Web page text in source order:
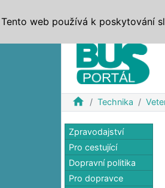
home Technika
Zpravodajství
Pro cestující
Dopravní politika
Pro dopravce
Tento web používá k poskytování